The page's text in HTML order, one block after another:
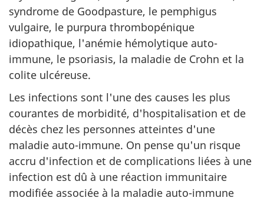
syndrome de Goodpasture, le pemphigus
vulgaire, le purpura thrombopénique
idiopathique, l'anémie hémolytique auto-
immune, le psoriasis, la maladie de Crohn et la
colite ulcéreuse.
Les infections sont l'une des causes les plus
courantes de morbidité, d'hospitalisation et de
décès chez les personnes atteintes d'une
maladie auto-immune. On pense qu'un risque
accru d'infection et de complications liées à une
infection est dû à une réaction immunitaire
modifiée associée à la maladie auto-immune